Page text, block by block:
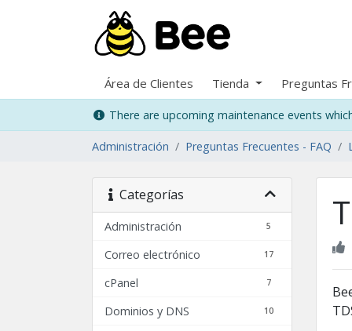
Área de Clientes Tienda Preguntas
There are upcoming maintenance events
Administración Preguntas Frecuentes - FAQ
Categorías
5
Administración
17
Correo electrónico
7
cPanel
10
Dominios y DNS